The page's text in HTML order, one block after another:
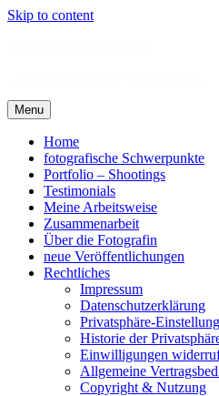
Skip to content
Menu
Home
fotografische Schwerpunkte
Portfolio – Shootings
Testimonials
Meine Arbeitsweise
Zusammenarbeit
Über die Fotografin
neue Veröffentlichungen
Rechtliches
Impressum
Datenschutzerklärung
Privatsphäre-
Historie der
Einwilligungen
Allgemeine
Copyright & Nutzung